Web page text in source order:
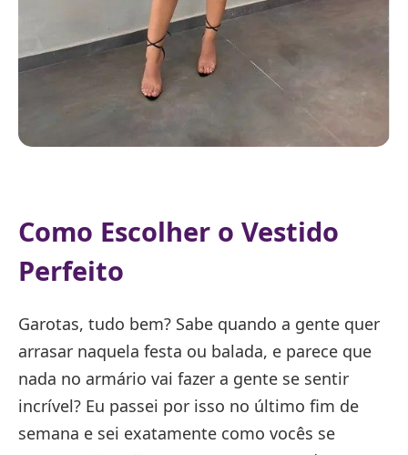
Como Escolher o Vestido
Perfeito
Garotas, tudo bem? Sabe quando a gente quer
arrasar naquela festa ou balada, e parece que
nada no armário vai fazer a gente se sentir
incrível? Eu passei por isso no último fim de
semana e sei exatamente como vocês se